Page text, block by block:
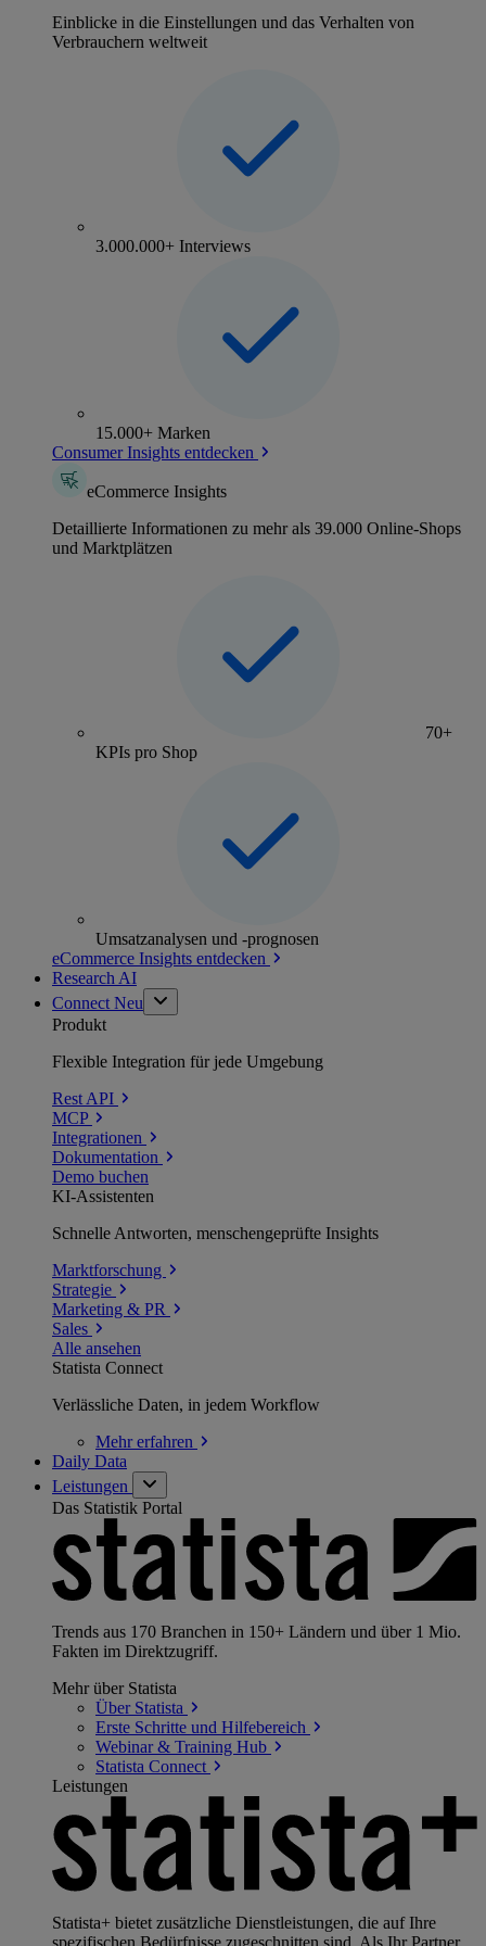
Einblicke in die Einstellungen und das Verhalten von
Verbrauchern weltweit
3.000.000+ Interviews
15.000+ Marken
Consumer Insights entdecken
eCommerce Insights
Detaillierte Informationen zu mehr als 39.000 Online-Shops
und Marktplätzen
70+
KPIs pro Shop
Umsatzanalysen und -prognosen
eCommerce Insights entdecken
Research AI
Connect Neu
Produkt
Flexible Integration für jede Umgebung
Rest API
MCP
Integrationen
Dokumentation
Demo buchen
KI-Assistenten
Schnelle Antworten, menschengeprüfte Insights
Marktforschung
Strategie
Marketing & PR
Sales
Alle ansehen
Statista Connect
Verlässliche Daten, in jedem Workflow
Mehrerfahren
Daily Data
Leistungen
Das Statistik Portal
Trends aus 170 Branchen in 150+ Ländern und über 1 Mio.
Fakten im Direktzugriff.
Mehr über Statista
Über Statista
Erste Schritte und Hilfebereich
Webinar & Training Hub
Statista Connect
Leistungen
Statista+ bietet zusätzliche Dienstleistungen, die auf Ihre
spezifischen Bedürfnisse zugeschnitten sind. Als Ihr Partner